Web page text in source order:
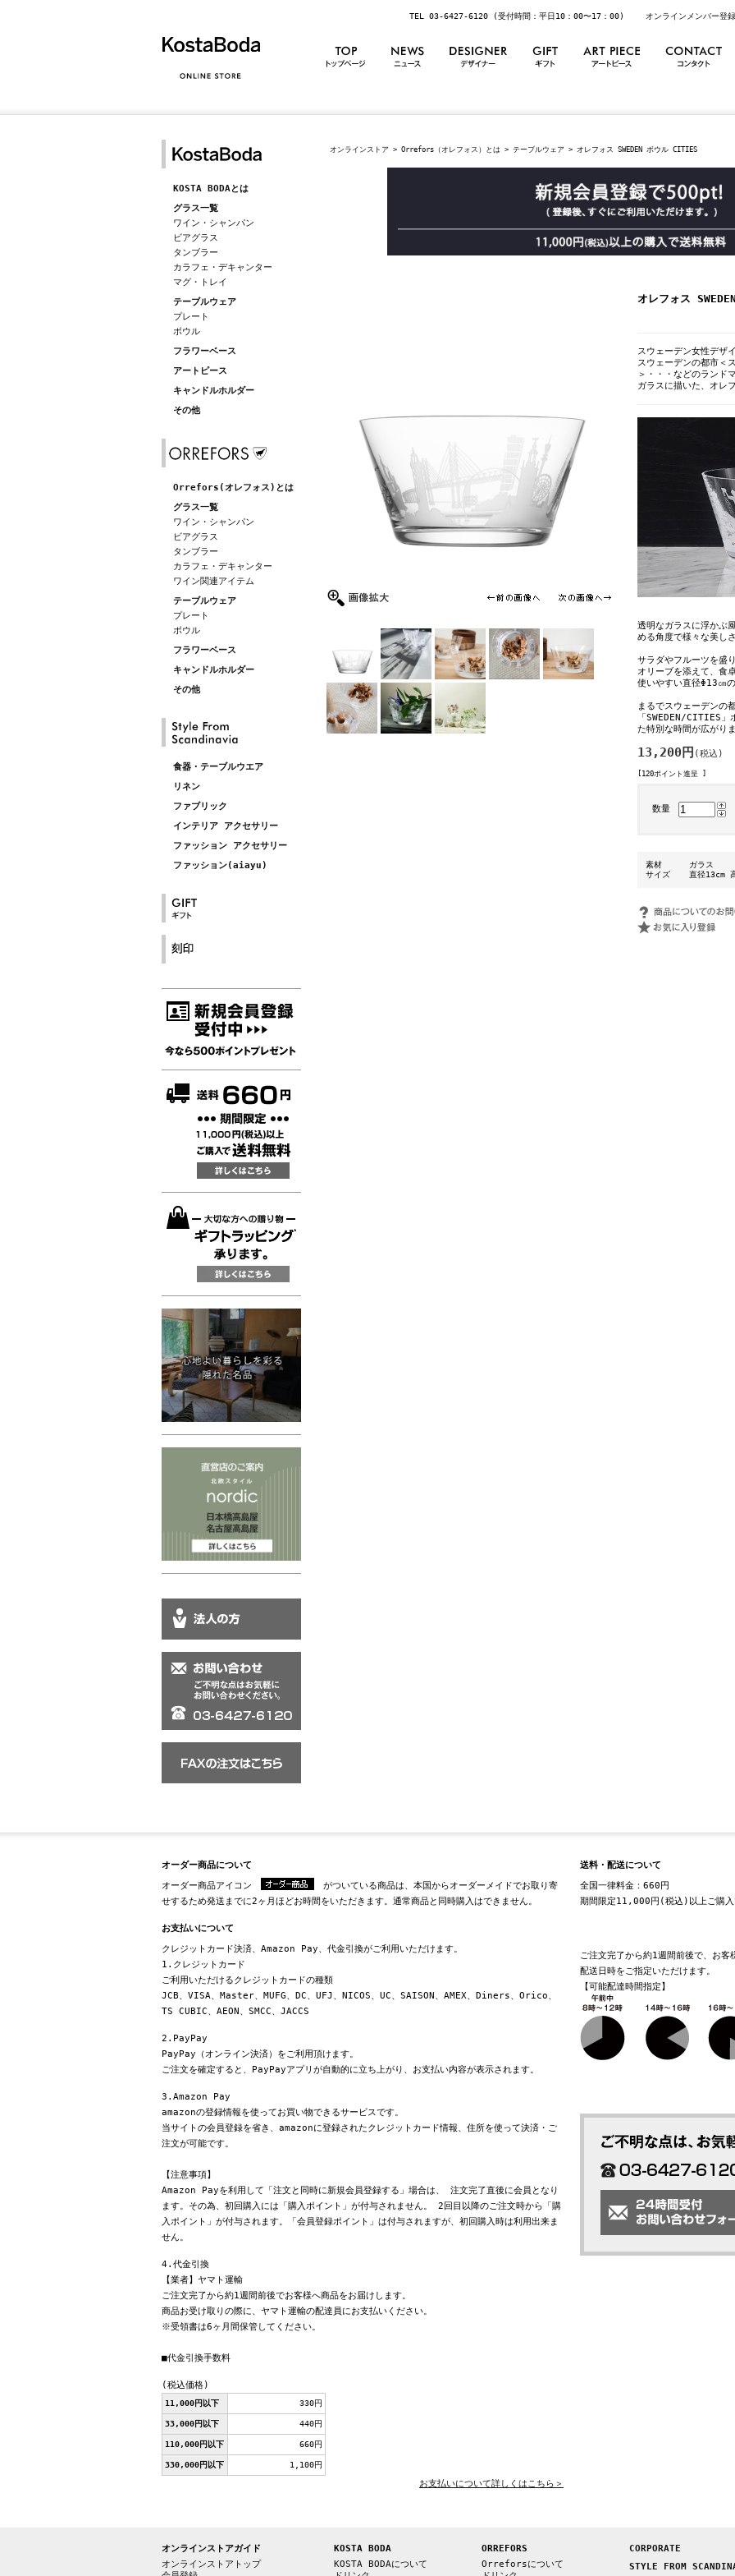
TEL 03-6427-6120 (受付時間：平日10：00〜17：00) オンラインメンバー登録
KOSTA BODAとは
グラス一覧
ワイン・シャンパン
ビアグラス
タンブラー
カラフェ・デキャンター
マグ・トレイ
テーブルウェア
プレート
ボウル
フラワーベース
アートピース
キャンドルホルダー
その他
Orrefors(オレフォス)とは
グラス一覧
ワイン・シャンパン
ビアグラス
タンブラー
カラフェ・デキャンター
ワイン関連アイテム
テーブルウェア
プレート
ボウル
フラワーベース
キャンドルホルダー
その他
食器・テーブルウエア
リネン
ファブリック
インテリア アクセサリー
ファッション アクセサリー
ファッション(aiayu)
オンラインストア > Orrefors（オレフォス）とは > テーブルウェア > オレフォス SWEDEN ボウル CITIES
オレフォス
スウェーデン女性デザ
スウェーデンの都市＜
＞・・・などのランド
ガラスに描いた、オレ
透明なガラスに浮かぶ
める角度で様々な美し
サラダやフルーツを盛
オリーブを添えて、食
使いやすい直径Φ13㎝
まるでスウェーデンの
「SWEDEN/CITIES
た特別な時間が広がりま
13,200円 (税込)
[120ポイント進呈 ]
数量
素材
ガラス
サイズ
直径13cm
オーダー商品について
オーダー商品アイコン
がついている商品は、本国からオーダーメイドでお取り寄
せするため発送までに2ヶ月ほどお時間をいただきます。通常商品と同時購入はできません。
お支払いについて
クレジットカード決済、Amazon Pay、代金引換がご利用いただけます。
1.クレジットカード
ご利用いただけるクレジットカードの種類
JCB、VISA、Master、MUFG、DC、UFJ、NICOS、UC、SAISON、AMEX、Diners、Orico、
TS CUBIC、AEON、SMCC、JACCS
2.PayPay
PayPay（オンライン決済）をご利用頂けます。
ご注文を確定すると、PayPayアプリが自動的に立ち上がり、お支払い内容が表示されます。
3.Amazon Pay
amazonの登録情報を使ってお買い物できるサービスです。
当サイトの会員登録を省き、amazonに登録されたクレジットカード情報、住所を使って決済・ご
注文が可能です。
【注意事項】
Amazon Payを利用して「注文と同時に新規会員登録する」場合は、 注文完了直後に会員となり
ます。その為、初回購入には「購入ポイント」が付与されません。 2回目以降のご注文時から「購
入ポイント」が付与されます。「会員登録ポイント」は付与されますが、初回購入時は利用出来ま
せん。
4.代金引換
【業者】ヤマト運輸
ご注文完了から約1週間前後でお客様へ商品をお届けします。
商品お受け取りの際に、ヤマト運輸の配達員にお支払いください。
※受領書は6ヶ月間保管してください。
■代金引換手数料
(税込価格)
11,000円以下 330円
33,000円以下 440円
110,000円以下 660円
330,000円以下 1,100円
お支払いについて詳しくはこちら＞
送料・配送について
全国一律料金：660円
期間限定11,000円(税込)以上ご購入
ご注文完了から約1週間前後で、お客
配送日時をご指定いただけます。
【可能配達時間指定】
オンラインストアガイド
オンラインストアトップ
KOSTA BODA
KOSTA BODAについて
ORREFORS
Orreforsについて
CORPORATE
STYLE FROM